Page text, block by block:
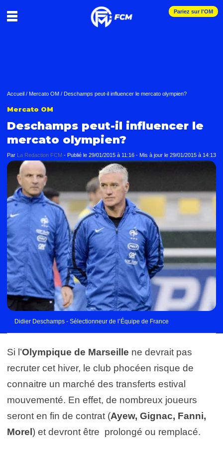
Pariez sur l'OM
Accueil / Mercato OM / Deschamps peut-il influencer le mercato olympien?
Mercato OM
Deschamps peut-il influencer le
mercato olympien?
Par La Redaction FCM - Publié le 29/01/2015 à 11:16 - Mis à jour le 29/01/2015 à 14:13
Didier Deschamps - Sélectionneur de l’Équipe de France
Si l’Olympique de Marseille ne devrait pas
recruter cet hiver, le club phocéen risque de
connaitre un marché des transferts estival
mouvementé. En effet, de nombreux joueurs
seront en fin de contrat (Ayew, Gignac, Fanni,
Morel ) et devront être prolongé ou remplacé.